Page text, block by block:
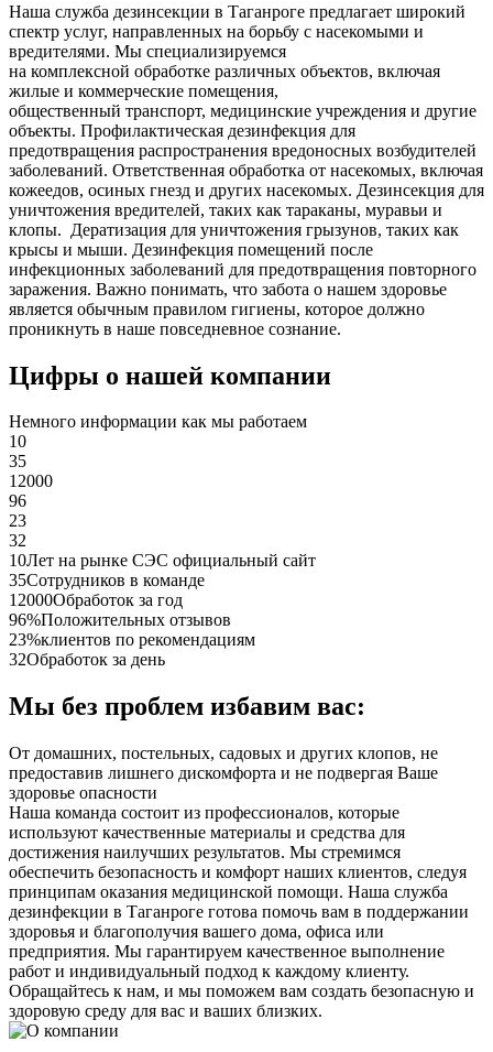
Наша служба дезинсекции в Таганроге предлагает широкий
спектр услуг, направленных на борьбу с насекомыми и
вредителями. Мы специализируемся
на комплексной обработке различных объектов, включая
жилые и коммерческие помещения,
общественный транспорт, медицинские учреждения и другие
объекты. Профилактическая дезинфекция для
предотвращения распространения вредоносных возбудителей
заболеваний. Ответственная обработка от насекомых, включая
кожеедов, осиных гнезд и других насекомых. Дезинсекция для
уничтожения вредителей, таких как тараканы, муравьи и
клопы. Дератизация для уничтожения грызунов, таких как
крысы и мыши. Дезинфекция помещений после
инфекционных заболеваний для предотвращения повторного
заражения. Важно понимать, что забота о нашем здоровье
является обычным правилом гигиены, которое должно
проникнуть в наше повседневное сознание.
Цифры о нашей компании
Немного информации как мы работаем
10
35
12000
96
23
32
10Лет на рынке СЭС официальный сайт
35Сотрудников в команде
12000Обработок за год
96%Положительных отзывов
23%клиентов по рекомендациям
32Обработок за день
Мы без проблем избавим вас:
От домашних, постельных, садовых и других клопов, не
предоставив лишнего дискомфорта и не подвергая Ваше
здоровье опасности
Наша команда состоит из профессионалов, которые
используют качественные материалы и средства для
достижения наилучших результатов. Мы стремимся
обеспечить безопасность и комфорт наших клиентов, следуя
принципам оказания медицинской помощи. Наша служба
дезинфекции в Таганроге готова помочь вам в поддержании
здоровья и благополучия вашего дома, офиса или
предприятия. Мы гарантируем качественное выполнение
работ и индивидуальный подход к каждому клиенту.
Обращайтесь к нам, и мы поможем вам создать безопасную и
здоровую среду для вас и ваших близких.